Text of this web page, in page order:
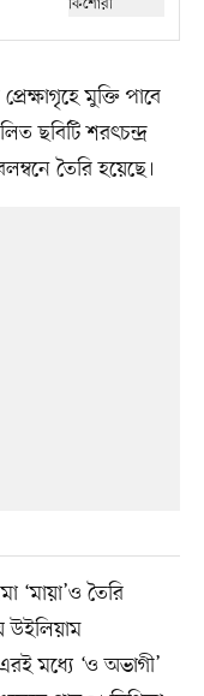
মুক্তি পাবে
ছবিটি শরৎচন্দ্র
তৈরি হয়েছে।
‘মায়া’ও তৈরি
উইলিয়াম
মধ্যে ‘ও অভাগী’